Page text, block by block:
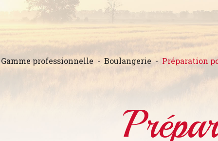
Gamme professionnelle Boulangerie Préparation